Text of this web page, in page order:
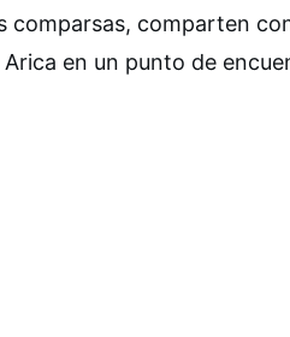
comparten
en un punto de